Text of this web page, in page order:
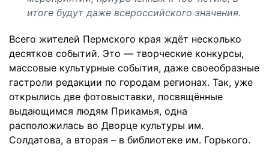
итоге будут даже всероссийского значения.
Всего жителей Пермского края ждёт несколько
десятков событий. Это — творческие конкурсы,
массовые культурные события, даже своеобразные
гастроли редакции по городам регионах. Так, уже
открылись две фотовыставки, посвящённые
выдающимся людям Прикамья, одна
расположилась во Дворце культуры им.
Солдатова, а вторая – в библиотеке им. Горького.